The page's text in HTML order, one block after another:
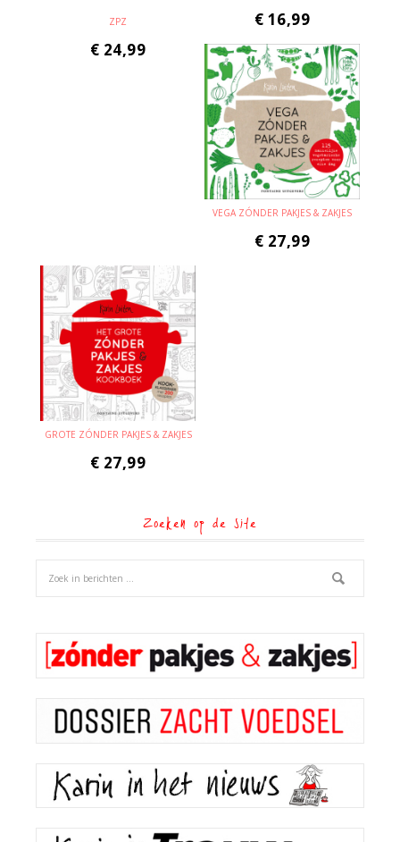
ZPZ
€ 24,99
€ 16,99
VEGA ZÓNDER PAKJES & ZAKJES
€ 27,99
GROTE ZÓNDER PAKJES & ZAKJES
€ 27,99
Zoeken op de site